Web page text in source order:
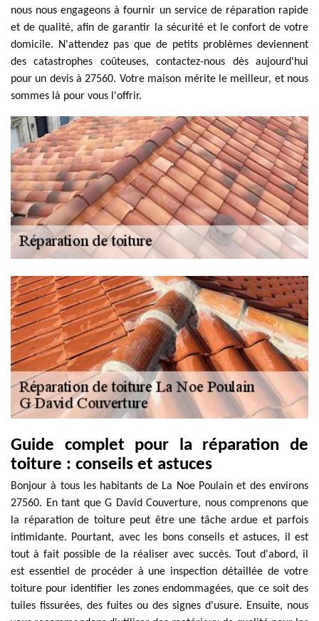
nous nous engageons à fournir un service de réparation rapide
et de qualité, afin de garantir la sécurité et le confort de votre
domicile. N'attendez pas que de petits problèmes deviennent
des catastrophes coûteuses, contactez-nous dès aujourd'hui
pour un devis à 27560. Votre maison mérite le meilleur, et nous
sommes là pour vous l'offrir.
Guide complet pour la réparation de
toiture : conseils et astuces
Bonjour à tous les habitants de La Noe Poulain et des environs
27560. En tant que G David Couverture, nous comprenons que
la réparation de toiture peut être une tâche ardue et parfois
intimidante. Pourtant, avec les bons conseils et astuces, il est
tout à fait possible de la réaliser avec succès. Tout d'abord, il
est essentiel de procéder à une inspection détaillée de votre
toiture pour identifier les zones endommagées, que ce soit des
tuiles fissurées, des fuites ou des signes d'usure. Ensuite, nous